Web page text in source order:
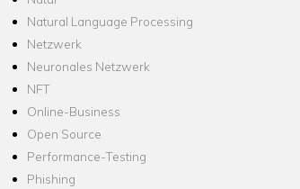
Natural Language Processing
Netzwerk
Neuronales Netzwerk
NFT
Online-Business
Open Source
Performance-Testing
Phishing